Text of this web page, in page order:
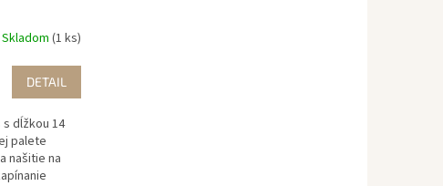
Skladom (1 ks)
DETAIL
dĺžkou 14
palete
našitie na